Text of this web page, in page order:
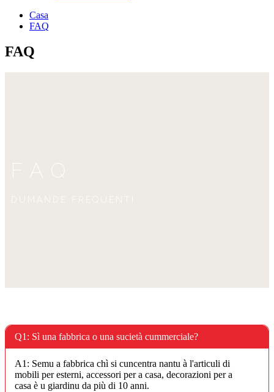
Casa
FAQ
FAQ
FAQ
DUMANDE FREQUENTI
Q1: Sì una fabbrica o una sucietà cummerciale?
A1: Semu a fabbrica chì si cuncentra nantu à l'articuli di
mobili per esterni, accessori per a casa, decorazioni per a
casa è u giardinu da più di 10 anni.